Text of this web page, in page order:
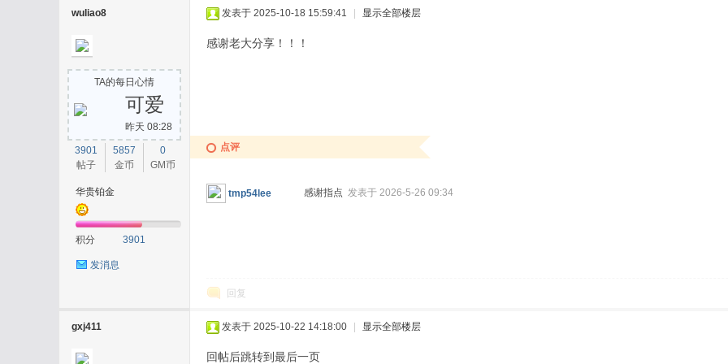
wuliao8
TA的每日心情
可爱
昨天 08:28
3901
帖子
5857
金币
0
GM币
华贵铂金
积分 3901
发消息
发表于 2025-10-18 15:59:41 显示全部楼层
感谢老大分享！！！
点评
tmp54lee 感谢指点 发表于 2026-5-26 09:34
回复
gxj411 发表于 2025-10-22 14:18:00 显示全部楼层
回帖后跳转到最后一页